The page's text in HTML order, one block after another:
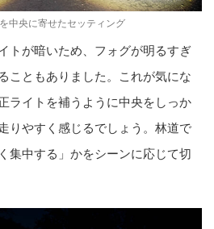
中央に寄せたセッティング
トが暗いため、フォグが明るすぎ
こともありました。これが気にな
ライトを補うように中央をしっか
りやすく感じるでしょう。林道で
集中する」かをシーンに応じて切